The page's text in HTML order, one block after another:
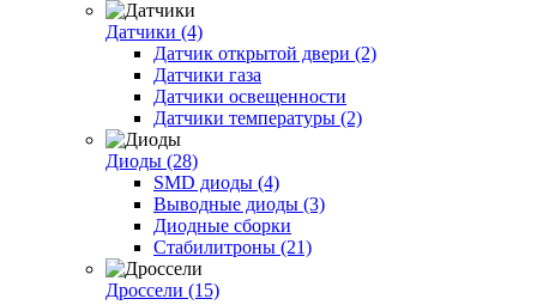
Датчики (4)
Датчик открытой двери (2)
Датчики газа
Датчики освещенности
Датчики температуры (2)
Диоды (28)
SMD диоды (4)
Выводные диоды (3)
Диодные сборки
Стабилитроны (21)
Дроссели (15)